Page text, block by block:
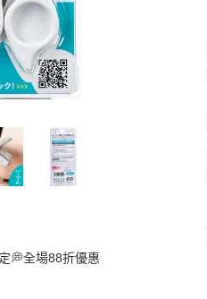
💭全場88折優惠